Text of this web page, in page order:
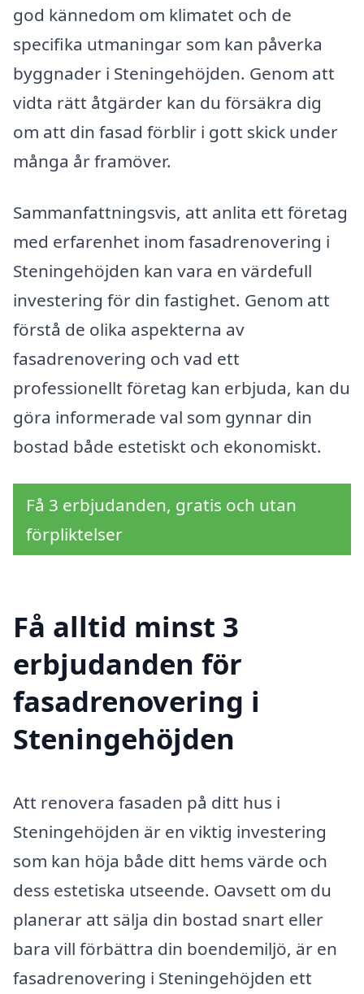
god kännedom om klimatet och de
specifika utmaningar som kan påverka
byggnader i Steningehöjden. Genom att
vidta rätt åtgärder kan du försäkra dig
om att din fasad förblir i gott skick under
många år framöver.
Sammanfattningsvis, att anlita ett företag
med erfarenhet inom fasadrenovering i
Steningehöjden kan vara en värdefull
investering för din fastighet. Genom att
förstå de olika aspekterna av
fasadrenovering och vad ett
professionellt företag kan erbjuda, kan du
göra informerade val som gynnar din
bostad både estetiskt och ekonomiskt.
Få 3 erbjudanden, gratis och utan
förpliktelser
Få alltid minst 3
erbjudanden för
fasadrenovering i
Steningehöjden
Att renovera fasaden på ditt hus i
Steningehöjden är en viktig investering
som kan höja både ditt hems värde och
dess estetiska utseende. Oavsett om du
planerar att sälja din bostad snart eller
bara vill förbättra din boendemiljö, är en
fasadrenovering i Steningehöjden ett